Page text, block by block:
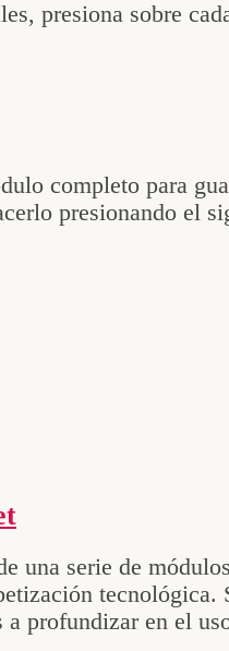
presiona sobre
completo para
presionando el
una serie de
tecnológica.
profundizar en el